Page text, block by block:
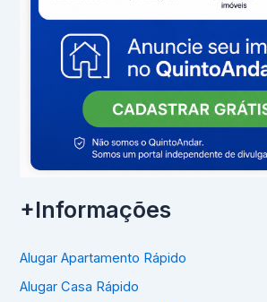
+Informações
Alugar Apartamento Rápido
Alugar Casa Rápido